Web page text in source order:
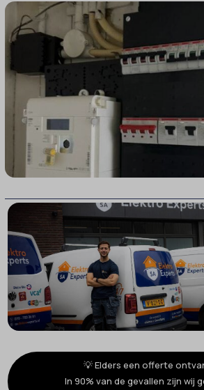
💡 Elders een offerte
In 90% van de gevallen zijn wij